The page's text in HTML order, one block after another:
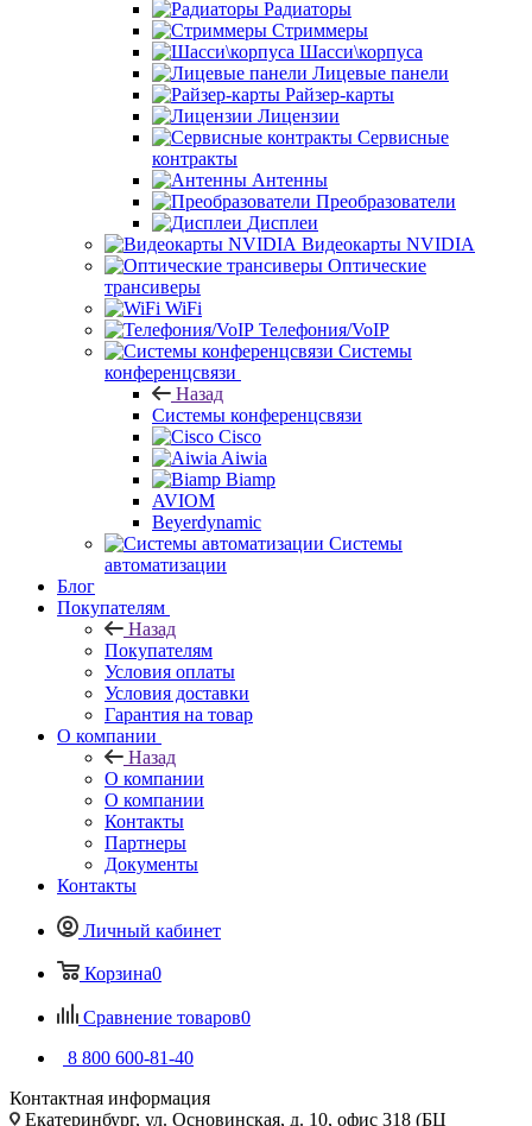
Радиаторы
Стриммеры
Шасси\корпуса
Лицевые панели
Райзер-карты
Лицензии
Сервисные
контракты
Антенны
Преобразователи
Дисплеи
Видеокарты NVIDIA
Оптические
трансиверы
WiFi
Телефония/VoIP
Системы
конференцсвязи
Назад
Системы конференцсвязи
Cisco
Aiwia
Biamp
AVIOM
Beyerdynamic
Системы
автоматизации
Блог
Покупателям
Назад
Покупателям
Условия оплаты
Условия доставки
Гарантия на товар
О компании
Назад
О компании
О компании
Контакты
Партнеры
Документы
Контакты
Личный кабинет
Корзина0
Сравнение товаров0
8 800 600-81-40
Контактная информация
Екатеринбург, ул. Основинская, д. 10, офис 318 (БЦ